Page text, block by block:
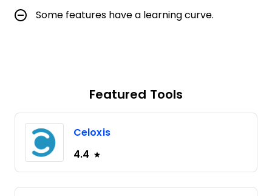
Some features have a learning curve.
Featured Tools
Celoxis
4.4